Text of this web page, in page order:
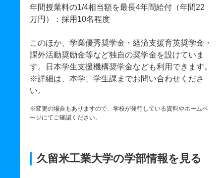
年間授業料の1/4相当額を最長4年間給付（年間22
万円）：採用10名程度
このほか、学業優秀奨学金・経済支援育英奨学金・
課外活動奨励金等など独自の奨学金を設けていま
す。日本学生支援機構奨学金なども利用できます。
※詳細は、本学、学生課までお問い合わせくださ
い。
※変更の場合もありますので、学校が発行している資料やホームペ
ージにてご確認ください。
久留米工業大学の学部情報を見る